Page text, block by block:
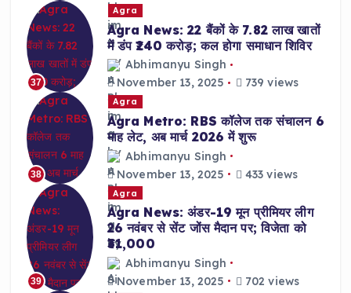
37
Agra
Agra News: 22 बैंकों के 7.82 लाख खातों
में डंप ₹240 करोड़; कल होगा समाधान शिविर
Abhimanyu Singh
November 13, 2025
739 views
38
Agra
Agra Metro: RBS कॉलेज तक संचालन 6
माह लेट, अब मार्च 2026 में शुरू
Abhimanyu Singh
November 13, 2025
433 views
39
Agra
Agra News: अंडर-19 मून प्रीमियर लीग
26 नवंबर से सेंट जोंस मैदान पर; विजेता को
₹31,000
Abhimanyu Singh
November 13, 2025
702 views